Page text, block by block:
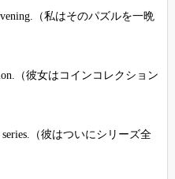
（私はそのパズルを一晩
（彼女はコインコレクション
（彼はついにシリーズ全